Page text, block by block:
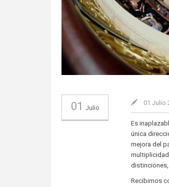
01 Julio
01 Julio
Es
única
mejora del
multiplicidad
Recibimos